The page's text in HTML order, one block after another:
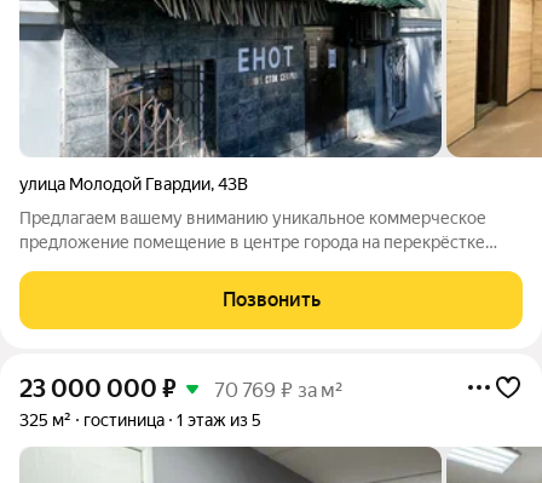
улица Молодой Гвардии,43В
Предлагаем вашему вниманию уникальное коммерческое
предложение помещение в центре города на перекрёстке
кв.м., адрес: г. Киров, ул. Молодой Гвардии, д. 43В. Данное
помещение идеально подойдет
Позвонить
23 000 000 ₽ 70 769 ₽ за м²
325 м² гостиница 1 этаж из 5